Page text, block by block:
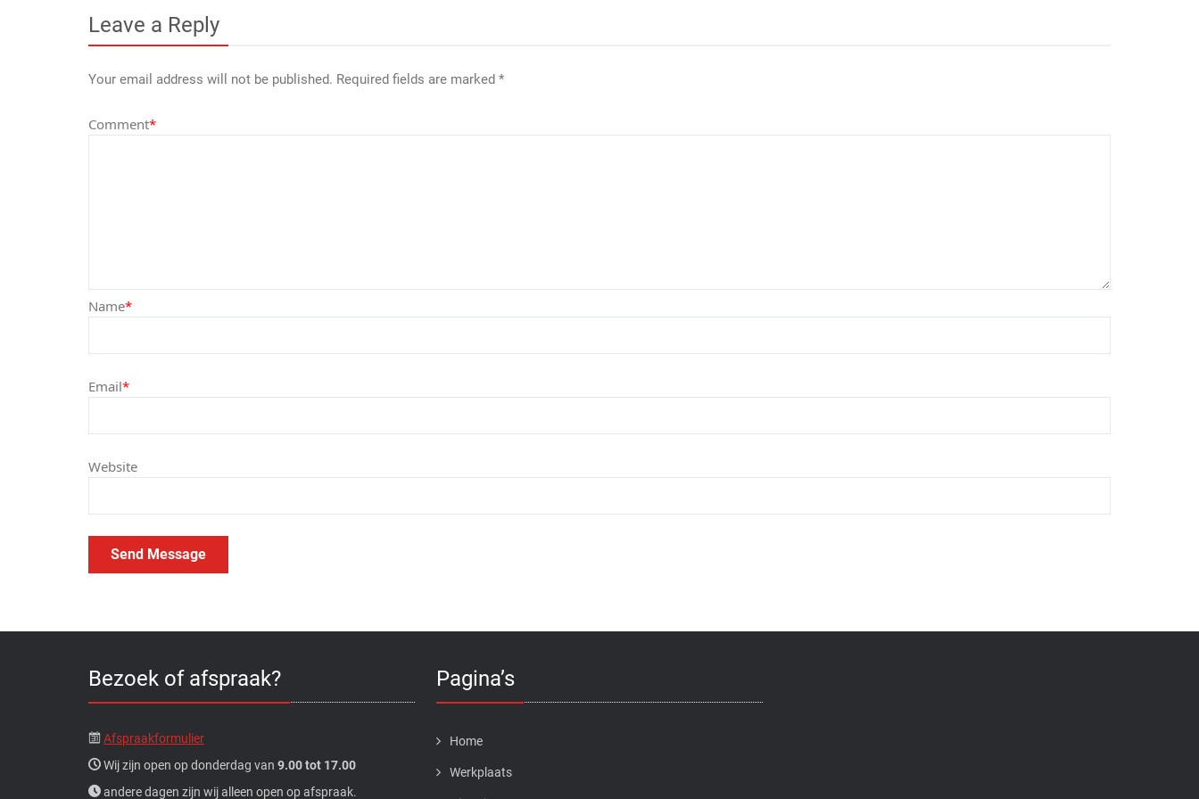
Leave a Reply
Your email address will not be published. Required fields are marked *
Comment*
Name*
Email*
Website
Bezoek of afspraak?
Afspraakformulier
Wij zijn open op donderdag van 9.00 tot 17.00
andere dagen zijn wij alleen open op afspraak.
Pagina’s
Home
Werkplaats